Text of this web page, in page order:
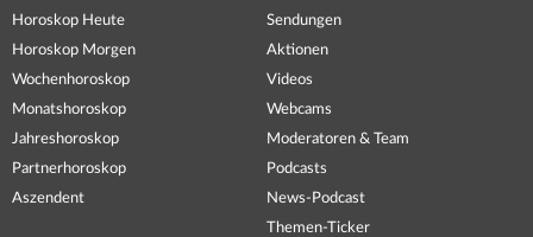
Horoskop Heute
Horoskop Morgen
Wochenhoroskop
Monatshoroskop
Jahreshoroskop
Partnerhoroskop
Aszendent
Sendungen
Aktionen
Videos
Webcams
Moderatoren & Team
Podcasts
News-Podcast
Themen-Ticker